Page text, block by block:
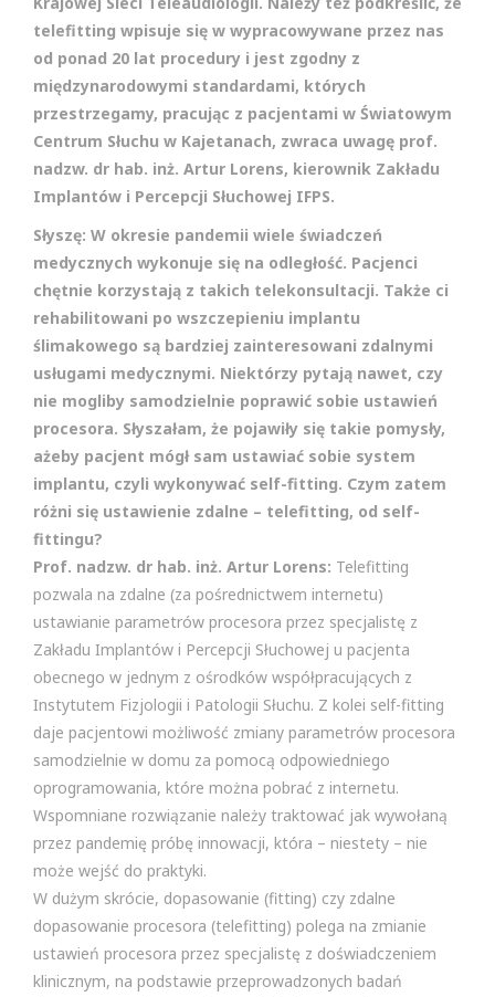
telefitting wpisuje się w wypracowywane przez nas
od ponad 20 lat procedury i jest zgodny z
międzynarodowymi standardami, których
przestrzegamy, pracując z pacjentami w Światowym
Centrum Słuchu w Kajetanach, zwraca uwagę prof.
nadzw. dr hab. inż. Artur Lorens, kierownik Zakładu
Implantów i Percepcji Słuchowej IFPS.
Słyszę: W okresie pandemii wiele świadczeń
medycznych wykonuje się na odległość. Pacjenci
chętnie korzystają z takich telekonsultacji. Także ci
rehabilitowani po wszczepieniu implantu
ślimakowego są bardziej zainteresowani zdalnymi
usługami medycznymi. Niektórzy pytają nawet, czy
nie mogliby samodzielnie poprawić sobie ustawień
procesora. Słyszałam, że pojawiły się takie pomysły,
ażeby pacjent mógł sam ustawiać sobie system
implantu, czyli wykonywać self-fitting. Czym zatem
różni się ustawienie zdalne – telefitting, od self-
fittingu?
Prof. nadzw. dr hab. inż. Artur Lorens: Telefitting
pozwala na zdalne (za pośrednictwem internetu)
ustawianie parametrów procesora przez specjalistę z
Zakładu Implantów i Percepcji Słuchowej u pacjenta
obecnego w jednym z ośrodków współpracujących z
Instytutem Fizjologii i Patologii Słuchu. Z kolei self-fitting
daje pacjentowi możliwość zmiany parametrów procesora
samodzielnie w domu za pomocą odpowiedniego
oprogramowania, które można pobrać z internetu.
Wspomniane rozwiązanie należy traktować jak wywołaną
przez pandemię próbę innowacji, która – niestety – nie
może wejść do praktyki.
W dużym skrócie, dopasowanie (fitting) czy zdalne
dopasowanie procesora (telefitting) polega na zmianie
ustawień procesora przez specjalistę z doświadczeniem
klinicznym, na podstawie przeprowadzonych badań